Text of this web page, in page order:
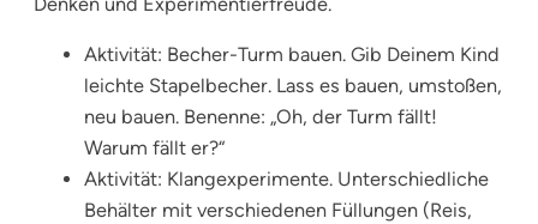
Aktivität: Becher-Turm bauen. Gib Deinem Kind
leichte Stapelbecher. Lass es bauen, umstoßen,
neu bauen. Benenne: „Oh, der Turm fällt!
Warum fällt er?“
Aktivität: Klangexperimente. Unterschiedliche
Behälter mit verschiedenen Füllungen (Reis,